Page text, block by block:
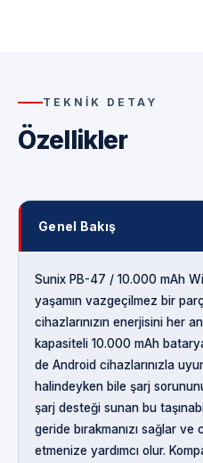
TEKNIK DETAY
Özellikler
Genel Bakış
Sunix PB-47 / 10.000 mAh
yaşamın vazgeçilmez bir
cihazlarınızın enerjisini her
kapasiteli 10.000 mAh
de Android cihazlarınızla
halindeyken bile şarj
şarj desteği sunan bu
geride bırakmanızı sağlar ve
etmenize yardımcı olur.